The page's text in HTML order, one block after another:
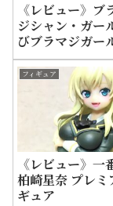
《レビュー》ブ
ジシャン・ガ
びブラマジガー
ィギュア
フィギュア
《レビュー》一
柏崎星奈 プレミ
ギュア